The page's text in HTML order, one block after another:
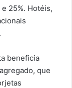
25%. Hotéis,
beneficia
que